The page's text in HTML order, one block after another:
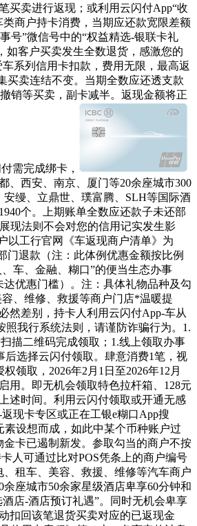
买卖进行返现；或利用云闪付App“收
商户持卡消费，当期应还款宽限差额
号”微信号中的“权益精选-银联卡礼
如客户买卖发生全数退货，感激您的
系列信用卡扣款，费用无限，最高返
买卖连结不变。当期全数应还透支款
销等买卖，副卡减半。返现金额将正
需完成绑卡，
、西安、南京、厦门等20余座城市300
缦、立鼎世、璞富腾、SLH等国际酒
个。上期账单全数应还款子未还部
现法则不会对您的信用记实发生影
以工行官网《车返现商户清单》为
门退款（注：此体例优惠金额按比例
车、金融、糊口”的便当生态办事
优惠门槛）。注：具体礼物品种及勾
、维修、救援等商户门店*温暖提
然差别，持卡人利用云闪付App-车从
我行系统法则，请谨防诈骗行为。1.
描二维码完成领取；1.线上领取办事
选择云闪付领取。肆意消费1笔，视
领取，2026年2月1日至2026年12月
用。即无机会领取特色拉杆箱、128元
述时间。利用云闪付领取或开通无感
现卡专区或正在工银e糊口App搜
素设想而成，如此中某个币种账户过
卡已遏制新发。参取勾当的商户不按
人可通过比对POS凭条上的商户编号
租车、美容、救援、维修等汽车商户
座城市50余家星级酒店卑享60分钟和
店-酒店预订礼遇”。同时无机会卑享
扣回该笔退货买卖对应的已返现金